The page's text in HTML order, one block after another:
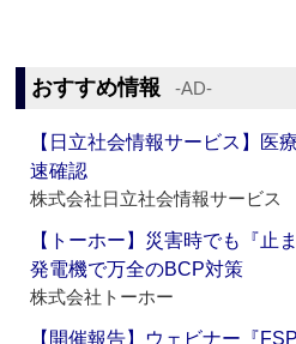
おすすめ情報 ‐AD‐
【日立社会情報サービス】医
速確認
株式会社日立社会情報サービス
【トーホー】災害時でも『
発電機で万全のBCP対策
株式会社トーホー
【開催報告】ウェビナー『